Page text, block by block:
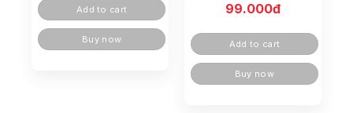
Add to cart
Buy now
99.000đ
Add to cart
Buy now